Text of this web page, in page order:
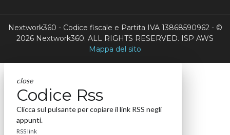
Nextwork360 - Codice fiscale e Partita IVA 13868590962 - ©
2026 Nextwork360. ALL RIGHTS RESERVED. ISP AWS
Mappa del sito
close
Codice Rss
Clicca sul pulsante per copiare il link RSS negli
appunti.
RSS link